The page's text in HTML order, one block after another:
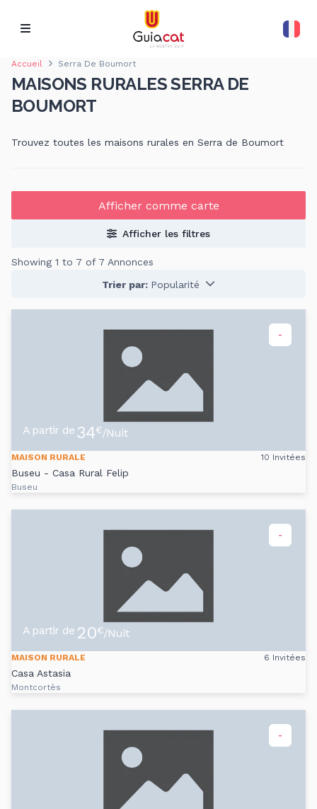
Accueil Serra De Boumort
MAISONS RURALES SERRA DE
BOUMORT
Trouvez toutes les maisons rurales en Serra de Boumort
Afficher comme carte
Afficher les filtres
Showing 1 to 7 of 7 Annonces
Trier par: Popularité
-
A partir de 34€/Nuit
MAISON RURALE 10 Invitées
Buseu - Casa Rural Felip
Buseu
-
A partir de 20€/Nuit
MAISON RURALE 6 Invitées
Casa Astasia
Montcortès
-